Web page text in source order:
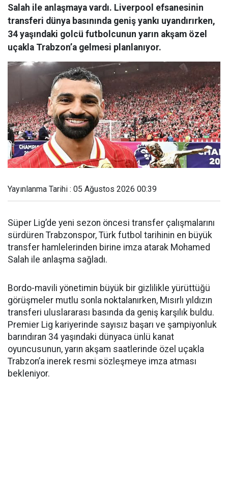
Salah ile anlaşmaya vardı. Liverpool efsanesinin
transferi dünya basınında geniş yankı uyandırırken,
34 yaşındaki golcü futbolcunun yarın akşam özel
uçakla Trabzon’a gelmesi planlanıyor.
Yayınlanma Tarihi : 05 Ağustos 2026 00:39
Süper Lig’de yeni sezon öncesi transfer çalışmalarını
sürdüren Trabzonspor, Türk futbol tarihinin en büyük
transfer hamlelerinden birine imza atarak Mohamed
Salah ile anlaşma sağladı.
Bordo-mavili yönetimin büyük bir gizlilikle yürüttüğü
görüşmeler mutlu sonla noktalanırken, Mısırlı yıldızın
transferi uluslararası basında da geniş karşılık buldu.
Premier Lig kariyerinde sayısız başarı ve şampiyonluk
barındıran 34 yaşındaki dünyaca ünlü kanat
oyuncusunun, yarın akşam saatlerinde özel uçakla
Trabzon’a inerek resmi sözleşmeye imza atması
bekleniyor.